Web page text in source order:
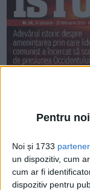
Pentru
Noi și 1733
un dispozitiv, cum
cum ar fi
dispozitiv pentru